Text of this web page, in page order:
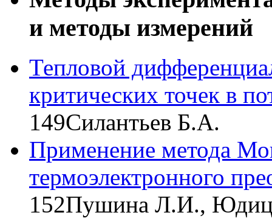
и методы измерений
Тепловой
критических точек в
149Силантьев Б.А.
Применение метода
термоэлектронного
152Пушина Л.И.,